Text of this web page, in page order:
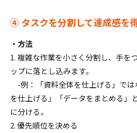
④ タスクを分割して達成感を
・方法
1. 複雑な作業を小さく分割し、手を
ップに落とし込みます。
-例：「資料全体を仕上げる」では
を仕上げる」「データをまとめる」
に分ける。
2. 優先順位を決める